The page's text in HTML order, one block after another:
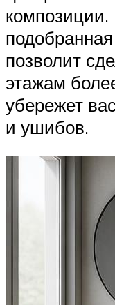
позволит
этажам
убережет
и ушибов.